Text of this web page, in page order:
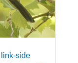
side